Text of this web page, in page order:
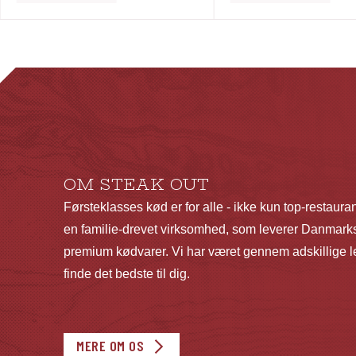
varianter.
Mulighederne
kan
vælges
på
varesidenOM STEAK OUT
Førsteklasses kød er for alle - ikke kun top-
en familie-drevet virksomhed, som leverer
premium kødvarer. Vi har været gennem adskillige
finde det bedste til dig.
MERE OM OS